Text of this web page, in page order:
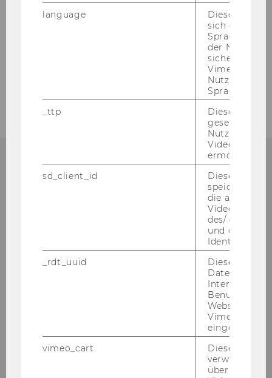
Arbeitswährung
Pannonische Aufbrüche - Gerhard Senft
Institut für Wirtschafts-
+43-1-31336-4166 / +43-1-31336-4775
+43-1-31336-904166 / +43-1-31336-
904775
E-Mail:geschichte@wu.ac.at
language
Dieses
sich die
der
Vimeo in der
Nutzer
Sprache
_ttp
Dieser
gesetzt, um
Nutzung des
Videoplayers
ermöglichen
sd_client_id
Dieses Cookie
speichert
die aktuellen
des/ der
und einen
_rdt_uuid
Dieses
Daten über
Interaktionen
Websites, auf
Vimeo-Video
eingebettet
vimeo_cart
Dieses
verwendet,
überprüfen,